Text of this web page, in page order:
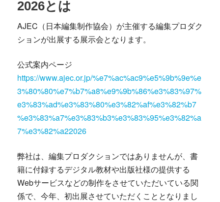
2026とは
AJEC（日本編集制作協会）が主催する編集プロダク
ションが出展する展示会となります。
公式案内ページ
https://www.ajec.or.jp/%e7%ac%ac9%e5%9b%9e%e
3%80%80%e7%b7%a8%e9%9b%86%e3%83%97%
e3%83%ad%e3%83%80%e3%82%af%e3%82%b7
%e3%83%a7%e3%83%b3%e3%83%95%e3%82%a
7%e3%82%a22026
弊社は、編集プロダクションではありませんが、書
籍に付録するデジタル教材や出版社様の提供する
Webサービスなどの制作をさせていただいている関
係で、今年、初出展させていただくこととなりまし